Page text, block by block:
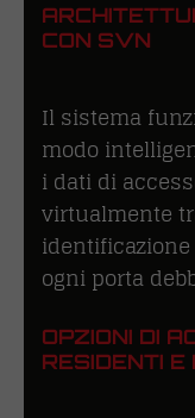
CON SVN
Il sistema
modo
i dati di
virtualmente
ogni porta
OPZIONI DI
RESIDENTI